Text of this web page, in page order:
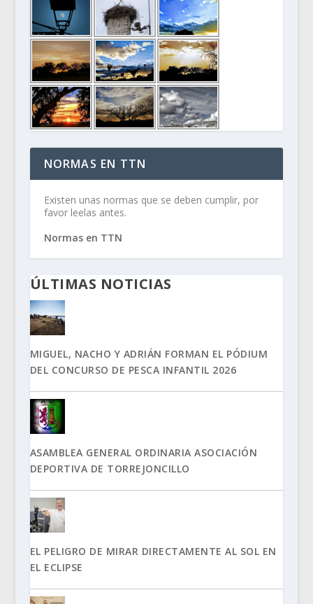
NORMAS EN TTN
Existen unas normas que se deben cumplir, por
favor leelas antes.
Normas en TTN
ÚLTIMAS NOTICIAS
MIGUEL, NACHO Y ADRIÁN FORMAN EL PÓDIUM
DEL CONCURSO DE PESCA INFANTIL 2026
ASAMBLEA GENERAL ORDINARIA ASOCIACIÓN
DEPORTIVA DE TORREJONCILLO
EL PELIGRO DE MIRAR DIRECTAMENTE AL SOL EN
EL ECLIPSE